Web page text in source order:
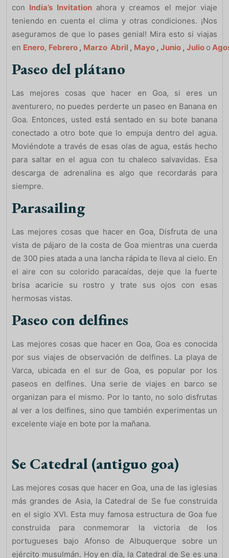
con India’s Invitationahora y creamos el mejor viaje
teniendo en cuenta el clima y otras condiciones. ¡Nos
aseguramos de que lo pases genial! Mira esto si viajas
en Enero, Febrero , Marzo Abril , Mayo , Junio , Julio o
Paseo del plátano
Las mejores cosas que hacer en Goa, si eres un
aventurero, no puedes perderte un paseo en Banana en
Goa. Entonces, usted está sentado en su bote banana
conectado a otro bote que lo empuja dentro del agua.
Moviéndote a través de esas olas de agua, estás hecho
para saltar en el agua con tu chaleco salvavidas. Esa
descarga de adrenalina es algo que recordarás para
siempre.
Parasailing
Las mejores cosas que hacer en Goa, Disfruta de una
vista de pájaro de la costa de Goa mientras una cuerda
de 300 pies atada a una lancha rápida te lleva al cielo. En
el aire con su colorido paracaídas, deje que la fuerte
brisa acaricie su rostro y trate sus ojos con esas
hermosas vistas.
Paseo con delfines
Las mejores cosas que hacer en Goa, Goa es conocida
por sus viajes de observación de delfines. La playa de
Varca, ubicada en el sur de Goa, es popular por los
paseos en delfines. Una serie de viajes en barco se
organizan para el mismo. Por lo tanto, no solo disfrutas
al ver a los delfines, sino que también experimentas un
excelente viaje en bote por la mañana.
Se Catedral (antiguo goa)
Las mejores cosas que hacer en Goa, una de las iglesias
más grandes de Asia, la Catedral de Se fue construida
en el siglo XVI. Esta muy famosa estructura de Goa fue
construida para conmemorar la victoria de los
portugueses bajo Afonso de Albuquerque sobre un
ejército musulmán. Hoy en día, la Catedral de Se es una